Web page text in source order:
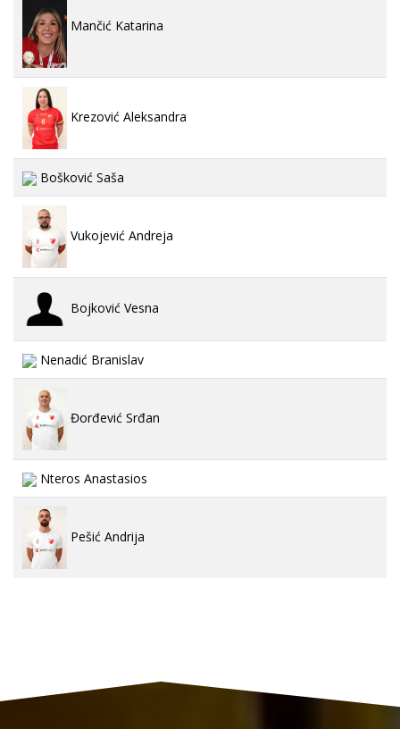
Mančić Katarina
Krezović Aleksandra
Bošković Saša
Vukojević Andreja
Bojković Vesna
Nenadić Branislav
Đorđević Srđan
Nteros Anastasios
Pešić Andrija